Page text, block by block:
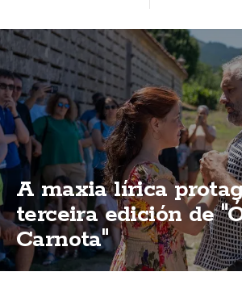
A maxia lírica
terceira edición de
Carnota"